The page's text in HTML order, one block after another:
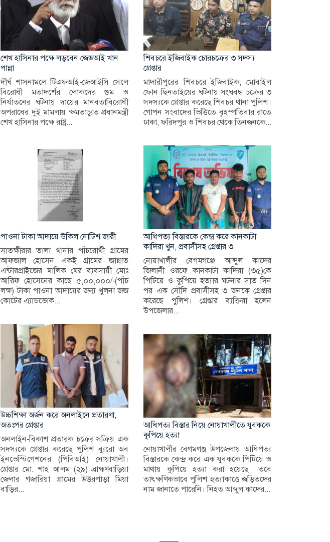
শেখ হাসিনার পক্ষে লড়বেন জেডআই খান
পান্না
দীর্ঘ শাসনামলে টিএফআই-জেআইসি সেলে
বিরোধী মতাদর্শের লোকদের গুম ও
নির্যাতনের ঘটনায় দায়ের মানবতাবিরোধী
অপরাধের দুই মামলায় ক্ষমতাচ্যুত প্রধানমন্ত্রী
শেখ হাসিনার পক্ষে রাষ্ট্র...
শিবচরে ইজিবাইক চোরচক্রের ৩ সদস্য
গ্রেপ্তার
মাদারীপুরের শিবচরে ইজিবাইক, মোবাইল
ফোন ছিনতাইয়ের ঘটনায় সংঘবদ্ধ চক্রের ৩
সদস্যকে গ্রেপ্তার করেছে শিবচর থানা পুলিশ।
গোপন সংবাদের ভিত্তিতে বৃহস্পতিবার রাতে
ঢাকা, ফরিদপুর ও শিবচর থেকে তিনজনকে...
পাওনা টাকা আদায়ে উকিল নোটিশ জারী
সাতক্ষীরার তালা থানার পাঁচরোর্থী গ্রামের
আফজাল হোসেন একই গ্রামের জান্নাত
এন্টারপ্রাইজের মালিক ঘের ব্যবসায়ী মোঃ
আরিফ হোসেনের কাছে ৫,০০,০০০/-(পাঁচ
লক্ষ) টাকা পাওনা আদায়ের জন্য খুলনা জজ
কোটের এ্যাডভোক...
আধিপত্য বিস্তারকে কেন্দ্র করে কানকাটা
কাদিরা খুন, প্রবাসীসহ গ্রেপ্তার ৩
নোয়াখালীর বেগমগঞ্জে আব্দুল কাদের
জিলানী ওরফে কানকাটা কাদিরা (৩৫)কে
পিটিয়ে ও কুপিয়ে হত্যার ঘটনার সাত দিন
পর এক সৌদি প্রবাসীসহ ৩ জনকে গ্রেপ্তার
করেছে পুলিশ। গ্রেপ্তার ব্যক্তিরা হলেন
উপজেলার...
উচ্চশিক্ষা অর্জন করে অনলাইনে প্রতারণা,
অতঃপর গ্রেপ্তার
অনলাইন-বিকাশ প্রতারক চক্রের সক্রিয় এক
সদস্যকে গ্রেপ্তার করেছে পুলিশ ব্যুরো অব
ইনভেস্টিগেশনের (পিবিআই) নোয়াখালী।
গ্রেপ্তার মো. শাহ আলম (২৯) ব্রাহ্মণবাড়িয়া
জেলার গজারিয়া গ্রামের উত্তরপাড়া মিয়া
বাড়ির...
আধিপত্য বিস্তার নিয়ে নোয়াখালীতে যুবককে
কুপিয়ে হত্যা
নোয়াখালীর বেগমগঞ্জ উপজেলায় আধিপত্য
বিস্তারকে কেন্দ্র করে এক যুবককে পিটিয়ে ও
মাথায় কুপিয়ে হত্যা করা হয়েছে। তবে
তাৎক্ষণিকভাবে পুলিশ হত্যাকাণ্ডে জড়িতদের
নাম জানাতে পারেনি। নিহত আব্দুল কাদের...